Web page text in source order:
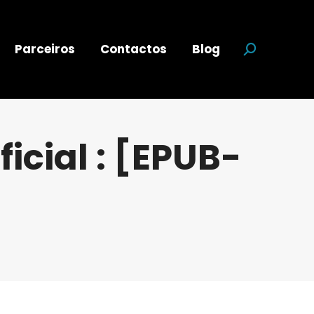
Parceiros Contactos Blog Search:
: [EPUB-